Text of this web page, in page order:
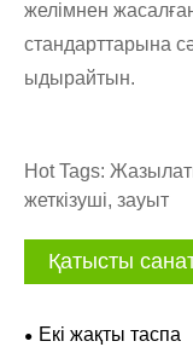
желімнен
стандарттарына
ыдырайтын.
Hot Tags:
жеткізуші, зауыт
Қатысты
Екі жақты таспа